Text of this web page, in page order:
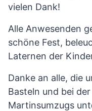
vielen Dank!
Alle Anwesenden
schöne Fest,
Laternen der
Danke an alle, die
Basteln und bei
Martinsumzugs